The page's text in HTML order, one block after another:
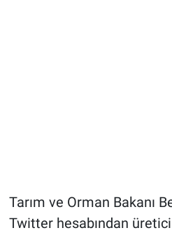
Tarım ve Orman Bakanı
Twitter hesabından